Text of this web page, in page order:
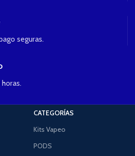
seguras.
CATEGORÍAS
Kits Vapeo
PODS